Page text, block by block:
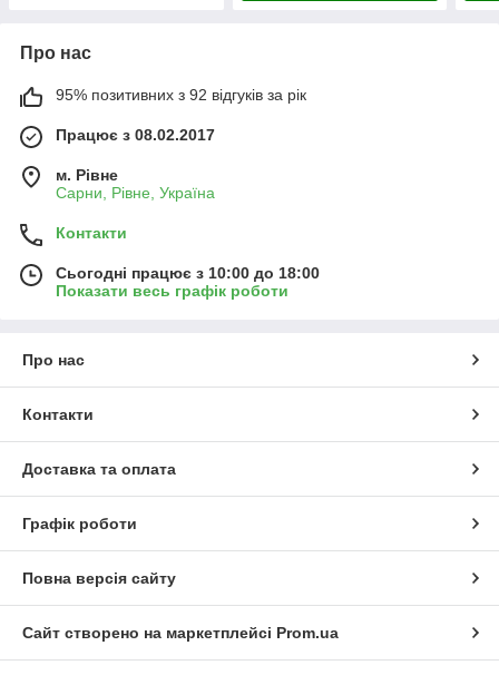
Про нас
95% позитивних з 92 відгуків за рік
Працює з 08.02.2017
м. Рівне
Сарни, Рівне, Україна
Контакти
Сьогодні працює з 10:00 до 18:00
Показати весь графік роботи
Про нас
Контакти
Доставка та оплата
Графік роботи
Повна версія сайту
Сайт створено на маркетплейсі Prom.ua